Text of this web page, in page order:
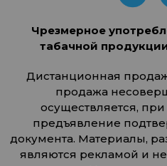
Чрезмерное
табачной
Дистанционная
продажа
осуществляется,
предъявление
документа. Материалы,
являются рекламой и